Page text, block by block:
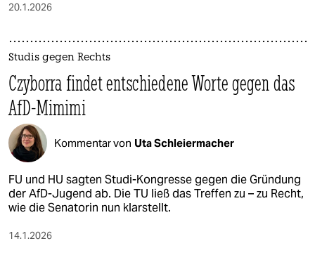
20.1.2026
Studis gegen Rechts
Czyborra findet entschiedene Worte gegen das
AfD-Mimimi
Kommentar von Uta Schleiermacher
FU und HU sagten Studi-Kongresse gegen die Gründung
der AfD-Jugend ab. Die TU ließ das Treffen zu – zu Recht,
wie die Senatorin nun klarstellt.
14.1.2026